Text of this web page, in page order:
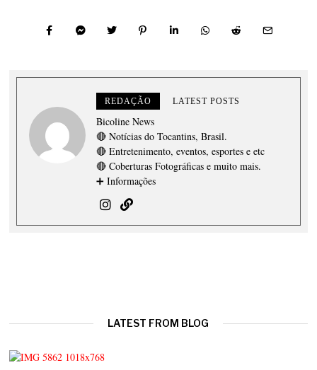
REDAÇÃO LATEST POSTS
Bicoline News
🔴 Notícias do Tocantins, Brasil.
🔴 Entretenimento, eventos, esportes e etc
🔴 Coberturas Fotográficas e muito mais.
➕ Informações
LATEST FROM BLOG